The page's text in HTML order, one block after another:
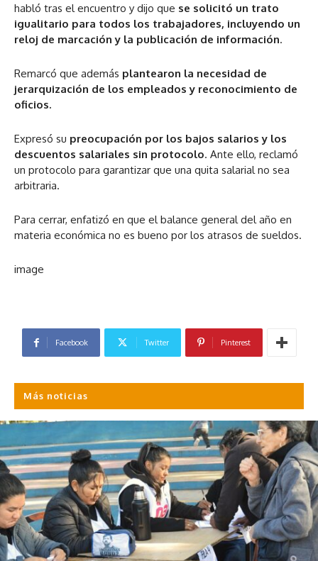
habló tras el encuentro y dijo que se solicitó un trato
igualitario para todos los trabajadores, incluyendo un
reloj de marcación y la publicación de información.
Remarcó que además plantearon la necesidad de
jerarquización de los empleados y reconocimiento de
oficios.
Expresó su preocupación por los bajos salarios y los
descuentos salariales sin protocolo. Ante ello, reclamó
un protocolo para garantizar que una quita salarial no sea
arbitraria.
Para cerrar, enfatizó en que el balance general del año en
materia económica no es bueno por los atrasos de sueldos.
image
Facebook Twitter Pinterest
Más noticias